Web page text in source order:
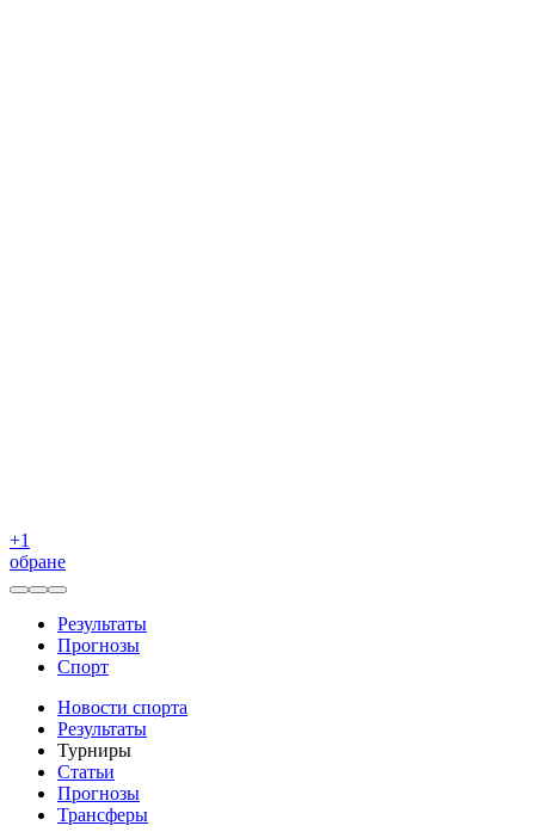
+1
обране
Результаты
Прогнозы
Спорт
Новости спорта
Результаты
Турниры
Статьи
Прогнозы
Трансферы